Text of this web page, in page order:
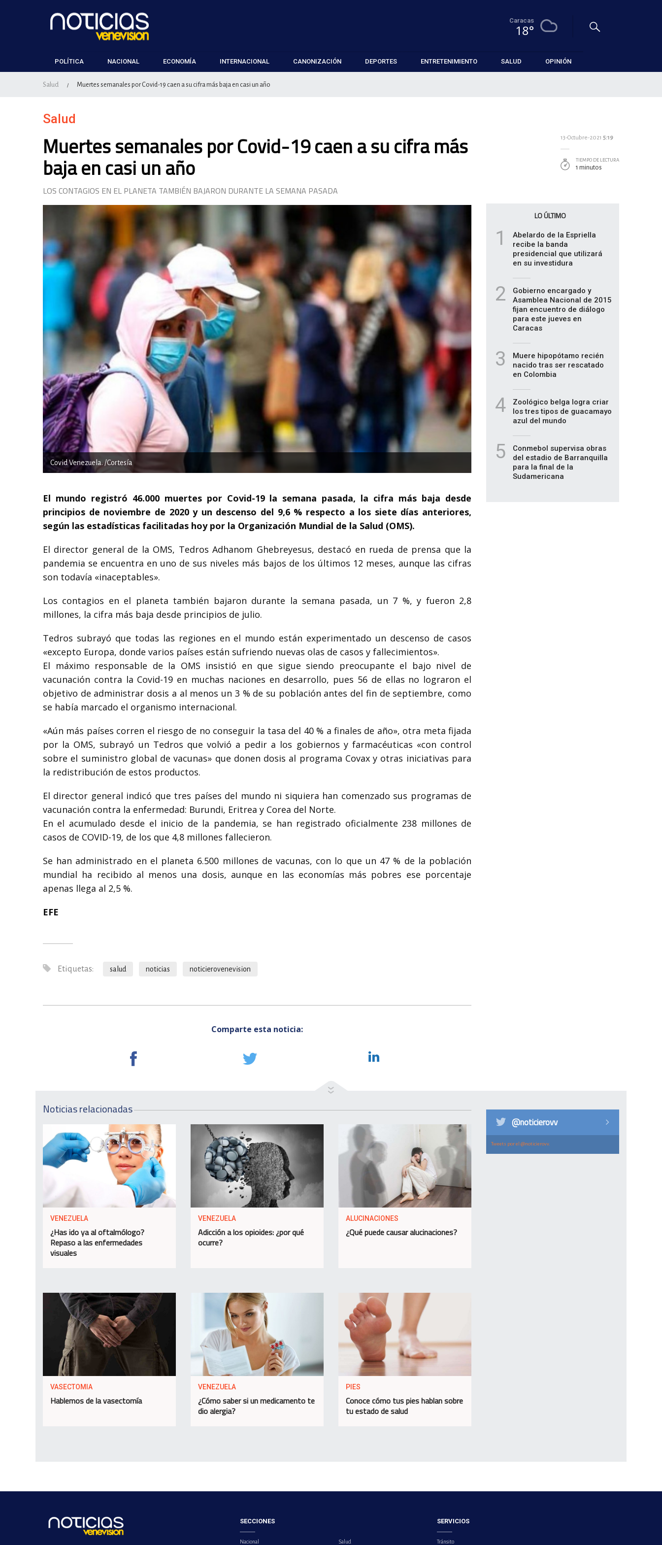
Caracas
18°
POLÍTICA NACIONAL ECONOMÍA INTERNACIONAL CANONIZACIÓN DEPORTES ENTRETENIMIENTO SALUD OPINIÓN
Salud / Muertes semanales por Covid-19 caen a su cifra más baja en casi un año
Salud
Muertes semanales por Covid-19 caen a su cifra más
baja en casi un año
LOS CONTAGIOS EN EL PLANETA TAMBIÉN BAJARON DURANTE LA SEMANA PASADA
Covid Venezuela. /Cortesía
El mundo registró 46.000 muertes por Covid-19 la semana pasada, la cifra más baja desde
principios de noviembre de 2020 y un descenso del 9,6 % respecto a los siete días anteriores,
según las estadísticas facilitadas hoy por la Organización Mundial de la Salud (OMS).
El director general de la OMS, Tedros Adhanom Ghebreyesus, destacó en rueda de prensa que la
pandemia se encuentra en uno de sus niveles más bajos de los últimos 12 meses, aunque las cifras
son todavía «inaceptables».
Los contagios en el planeta también bajaron durante la semana pasada, un 7 %, y fueron 2,8
millones, la cifra más baja desde principios de julio.
Tedros subrayó que todas las regiones en el mundo están experimentado un descenso de casos
«excepto Europa, donde varios países están sufriendo nuevas olas de casos y fallecimientos».
El máximo responsable de la OMS insistió en que sigue siendo preocupante el bajo nivel de
vacunación contra la Covid-19 en muchas naciones en desarrollo, pues 56 de ellas no lograron el
objetivo de administrar dosis a al menos un 3 % de su población antes del fin de septiembre, como
se había marcado el organismo internacional.
«Aún más países corren el riesgo de no conseguir la tasa del 40 % a finales de año», otra meta fijada
por la OMS, subrayó un Tedros que volvió a pedir a los gobiernos y farmacéuticas «con control
sobre el suministro global de vacunas» que donen dosis al programa Covax y otras iniciativas para
la redistribución de estos productos.
El director general indicó que tres países del mundo ni siquiera han comenzado sus programas de
vacunación contra la enfermedad: Burundi, Eritrea y Corea del Norte.
En el acumulado desde el inicio de la pandemia, se han registrado oficialmente 238 millones de
casos de COVID-19, de los que 4,8 millones fallecieron.
Se han administrado en el planeta 6.500 millones de vacunas, con lo que un 47 % de la población
mundial ha recibido al menos una dosis, aunque en las economías más pobres ese porcentaje
apenas llega al 2,5 %.
EFE
Etiquetas: salud noticias noticierovenevision
Comparte esta noticia:
13-Octubre-2021 5:19
TIEMPO DE LECTURA
1 minutos
LO ÚLTIMO
1
Abelardo de la Espriella
recibe la banda
presidencial que utilizará
en su investidura
2
Gobierno encargado y
Asamblea Nacional de 2015
fijan encuentro de diálogo
para este jueves en
Caracas
3
Muere hipopótamo recién
nacido tras ser rescatado
en Colombia
4
Zoológico belga logra criar
los tres tipos de guacamayo
azul del mundo
5
Conmebol supervisa obras
del estadio de Barranquilla
para la final de la
Sudamericana
Noticias relacionadas
VENEZUELA
¿Has ido ya al oftalmólogo?
Repaso a las enfermedades
visuales
VENEZUELA
Adicción a los opioides: ¿por qué
ocurre?
ALUCINACIONES
¿Qué puede causar alucinaciones?
VASECTOMIA
Hablemos de la vasectomía
VENEZUELA
¿Cómo saber si un medicamento te
dio alergia?
PIES
Conoce cómo tus pies hablan sobre
tu estado de salud
@noticierovv
Tweets por el @noticierovv.
SECCIONES
Nacional Salud
SERVICIOS
Tránsito